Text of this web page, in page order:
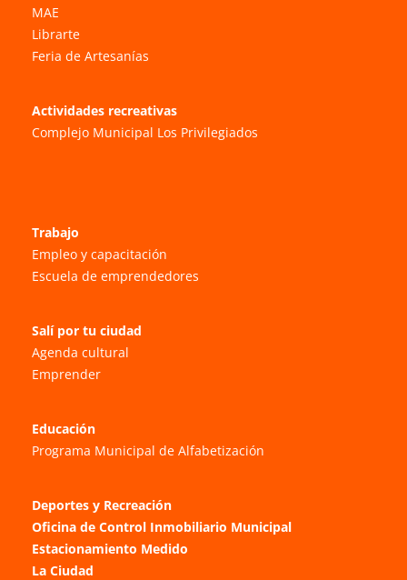
MAE
Librarte
Feria de Artesanías
Actividades recreativas
Complejo Municipal Los Privilegiados
Trabajo
Empleo y capacitación
Escuela de emprendedores
Salí por tu ciudad
Agenda cultural
Emprender
Educación
Programa Municipal de Alfabetización
Deportes y Recreación
Oficina de Control Inmobiliario Municipal
Estacionamiento Medido
La Ciudad